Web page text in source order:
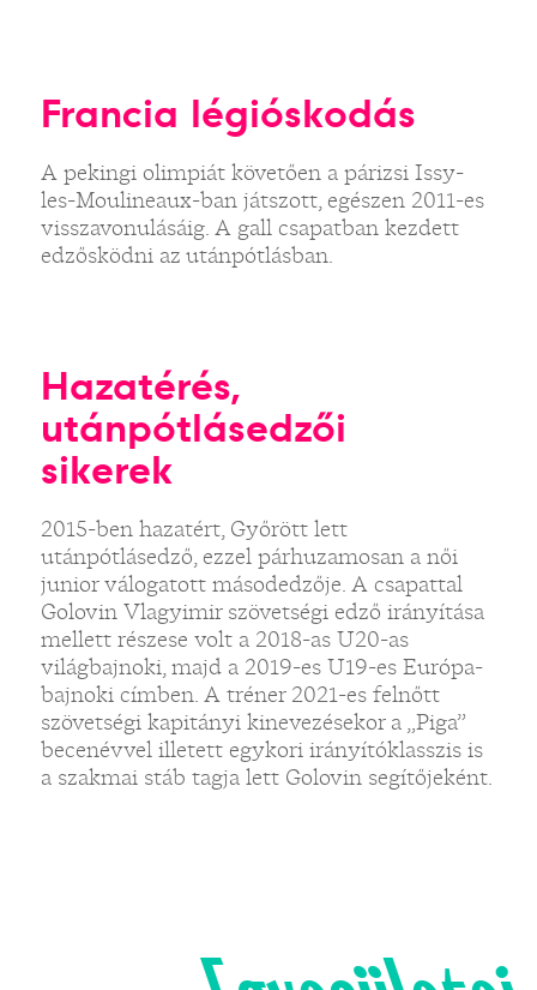
Francia légióskodás
A pekingi olimpiát követően a párizsi Issy-
les-Moulineaux-ban játszott, egészen 2011-es
visszavonulásáig. A gall csapatban kezdett
edzősködni az utánpótlásban.
Hazatérés,
utánpótlásedzői
sikerek
2015-ben hazatért, Győrött lett
utánpótlásedző, ezzel párhuzamosan a női
junior válogatott másodedzője. A csapattal
Golovin Vlagyimir szövetségi edző irányítása
mellett részese volt a 2018-as U20-as
világbajnoki, majd a 2019-es U19-es Európa-
bajnoki címben. A tréner 2021-es felnőtt
szövetségi kapitányi kinevezésekor a „Piga”
becenévvel illetett egykori irányítóklasszis is
a szakmai stáb tagja lett Golovin segítőjeként.